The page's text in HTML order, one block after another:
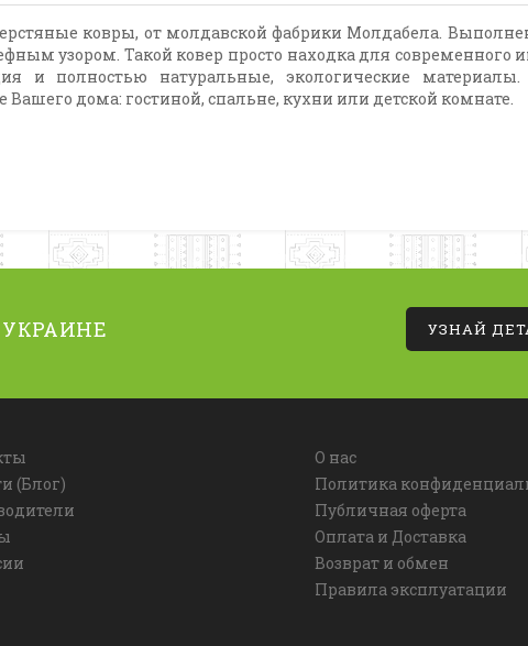
ковры, от молдавской фабрики Молдабела.
узором. Такой ковер просто находка для современного
и полностью натуральные, экологические
дома: гостиной, спальне, кухни или детской комнате.
УЗНАЙ
(Блог)
О нас
Политика
Публичная оферта
Оплата и Доставка
Возврат и обмен
Правила эксплуатации